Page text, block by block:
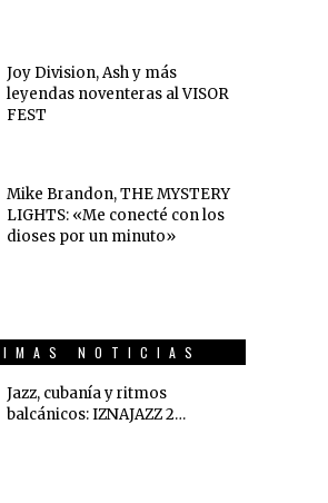
Joy Division, Ash y más
leyendas noventeras al VISOR
FEST
Mike Brandon, THE MYSTERY
LIGHTS: «Me conecté con los
dioses por un minuto»
NOTICIAS
Jazz, cubanía y ritmos
balcánicos: IZNAJAZZ 2…